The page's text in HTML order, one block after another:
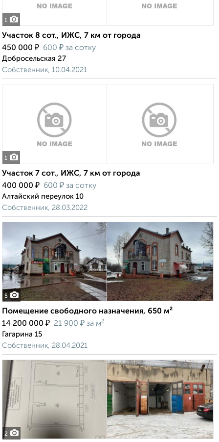
1
Участок 8 сот., ИЖС, 7 км от города
450 000 ₽ 600 ₽ за сотку
Добросельская 27
Собственник, 10.04.2021
1
Участок 7 сот., ИЖС, 7 км от города
400 000 ₽ 600 ₽ за сотку
Алтайский переулок 10
Собственник, 28.03.2022
5
Помещение свободного назначения, 650 м²
14 200 000 ₽ 21 900 ₽ за м²
Гагарина 15
Собственник, 28.04.2021
2